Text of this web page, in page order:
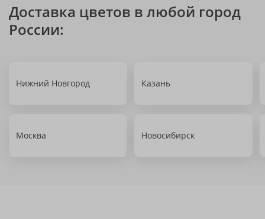
Доставка цветов в любой город
России:
Нижний Новгород Казань
Москва Новосибирск